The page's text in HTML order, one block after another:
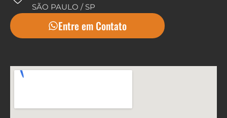
SÃO PAULO / SP
Entre em Contato